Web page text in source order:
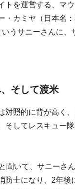
トを運営する、マ
・カミヤ（日本名
うサニーさんに
そして渡米
対照的に背が高く
そしてレスキュー
聞いて、サニーさ
防士になり、2年後